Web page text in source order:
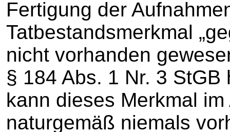
Fertigung der
Tatbestandsmerkmal
nicht vorhanden
§ 184 Abs. 1 Nr. 3
kann dieses Merkmal
naturgemäß niemals